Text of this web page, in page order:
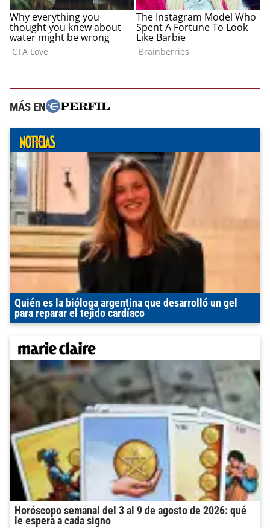
MÁS EN
Quién es la bióloga argentina que desarrolló un gel
para reparar el tejido cardíaco
Horóscopo semanal del 3 al 9 de agosto de 2026: qué
le espera a cada signo